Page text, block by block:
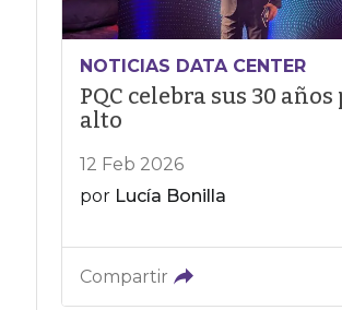
NOTICIAS DATA CENTER
PQC celebra sus 30
alto
12 Feb 2026
por Lucía Bonilla
Compartir